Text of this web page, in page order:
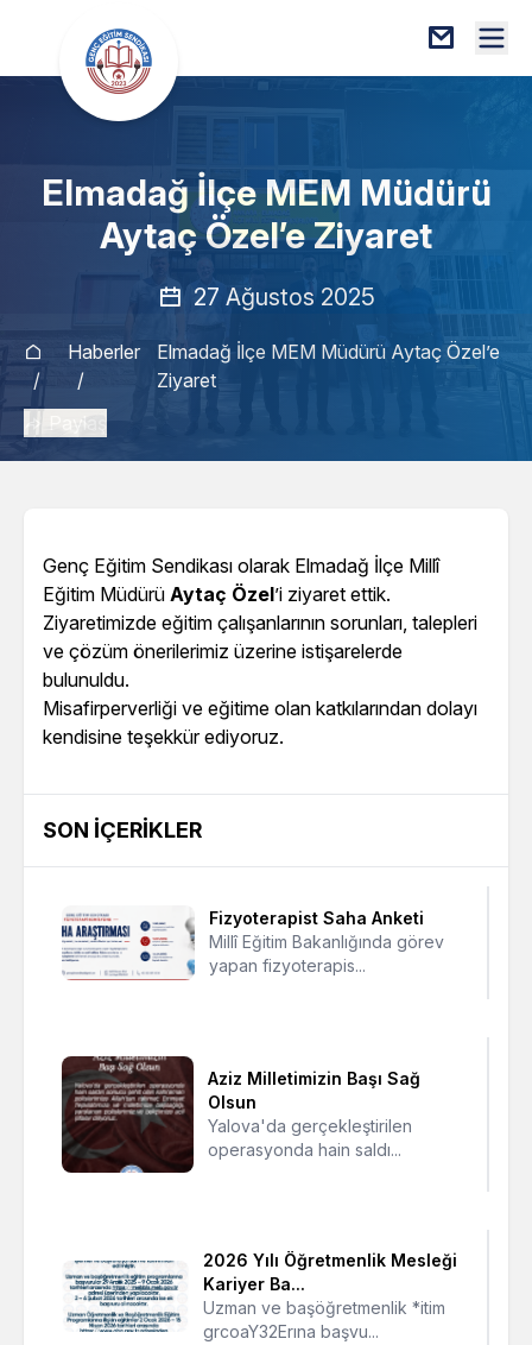
Elmadağ İlçe MEM Müdürü
Aytaç Özel’e Ziyaret
27 Ağustos 2025
/
Haberler
/
Elmadağ İlçe MEM Müdürü Aytaç Özel’e
Ziyaret
Paylaş
Genç Eğitim Sendikası olarak Elmadağ İlçe Millî
Eğitim Müdürü Aytaç Özel’i ziyaret ettik.
Ziyaretimizde eğitim çalışanlarının sorunları, talepleri
ve çözüm önerilerimiz üzerine istişarelerde
bulunuldu.
Misafirperverliği ve eğitime olan katkılarından dolayı
kendisine teşekkür ediyoruz.
SON İÇERIKLER
Fizyoterapist Saha Anketi
Millî Eğitim Bakanlığında görev
yapan fizyoterapis...
Aziz Milletimizin Başı Sağ
Olsun
Yalova'da gerçekleştirilen
operasyonda hain saldı...
2026 Yılı Öğretmenlik Mesleği
Kariyer Ba...
Uzman ve başöğretmenlik *itim
grcoaY32Erına başvu...